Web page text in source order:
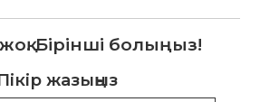
Бірінші болыңыз!
жазыңыз